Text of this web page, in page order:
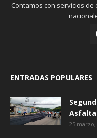
Contamos con servicios
ENTRADAS POPULARES
25 marzo,